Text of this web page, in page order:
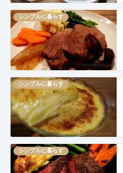
シンプルに暮らす
シンプルに暮らす
シンプルに暮らす